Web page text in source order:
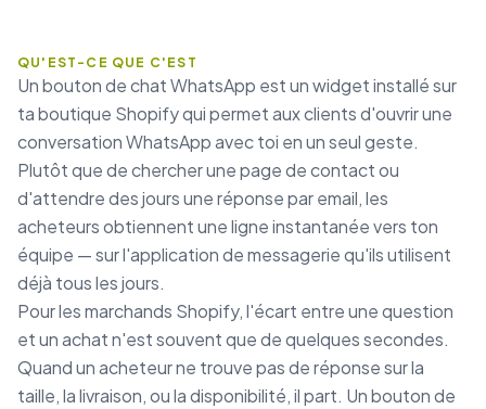
QU'EST-CE QUE C'EST
Un bouton de chat WhatsApp est un widget installé sur
ta boutique Shopify qui permet aux clients d'ouvrir une
conversation WhatsApp avec toi en un seul geste.
Plutôt que de chercher une page de contact ou
d'attendre des jours une réponse par email, les
acheteurs obtiennent une ligne instantanée vers ton
équipe — sur l'application de messagerie qu'ils utilisent
déjà tous les jours.
Pour les marchands Shopify, l'écart entre une question
et un achat n'est souvent que de quelques secondes.
Quand un acheteur ne trouve pas de réponse sur la
taille, la livraison, ou la disponibilité, il part. Un bouton de